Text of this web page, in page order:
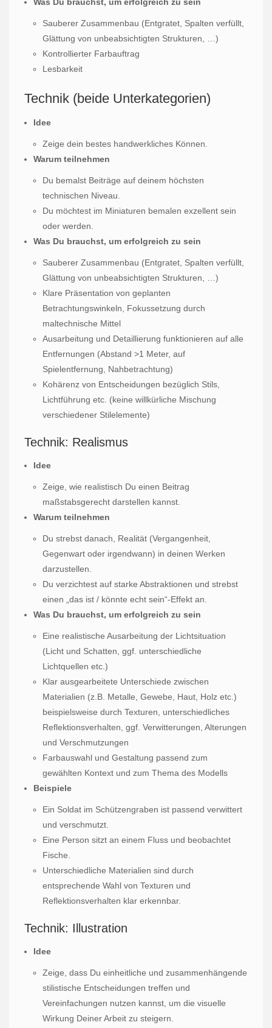
Was Du brauchst, um erfolgreich zu sein
Sauberer Zusammenbau (Entgratet, Spalten verfüllt,
Glättung von unbeabsichtigten Strukturen, …)
Kontrollierter Farbauftrag
Lesbarkeit
Technik (beide Unterkategorien)
Idee
Zeige dein bestes handwerkliches Können.
Warum teilnehmen
Du bemalst Beiträge auf deinem höchsten
technischen Niveau.
Du möchtest im Miniaturen bemalen exzellent sein
oder werden.
Was Du brauchst, um erfolgreich zu sein
Sauberer Zusammenbau (Entgratet, Spalten verfüllt,
Glättung von unbeabsichtigten Strukturen, …)
Klare Präsentation von geplanten
Betrachtungswinkeln, Fokussetzung durch
maltechnische Mittel
Ausarbeitung und Detaillierung funktionieren auf alle
Entfernungen (Abstand >1 Meter, auf
Spielentfernung, Nahbetrachtung)
Kohärenz von Entscheidungen bezüglich Stils,
Lichtführung etc. (keine willkürliche Mischung
verschiedener Stilelemente)
Technik: Realismus
Idee
Zeige, wie realistisch Du einen Beitrag
maßstabsgerecht darstellen kannst.
Warum teilnehmen
Du strebst danach, Realität (Vergangenheit,
Gegenwart oder irgendwann) in deinen Werken
darzustellen.
Du verzichtest auf starke Abstraktionen und strebst
einen „das ist / könnte echt sein“-Effekt an.
Was Du brauchst, um erfolgreich zu sein
Eine realistische Ausarbeitung der Lichtsituation
(Licht und Schatten, ggf. unterschiedliche
Lichtquellen etc.)
Klar ausgearbeitete Unterschiede zwischen
Materialien (z.B. Metalle, Gewebe, Haut, Holz etc.)
beispielsweise durch Texturen, unterschiedliches
Reflektionsverhalten, ggf. Verwitterungen, Alterungen
und Verschmutzungen
Farbauswahl und Gestaltung passend zum
gewählten Kontext und zum Thema des Modells
Beispiele
Ein Soldat im Schützengraben ist passend verwittert
und verschmutzt.
Eine Person sitzt an einem Fluss und beobachtet
Fische.
Unterschiedliche Materialien sind durch
entsprechende Wahl von Texturen und
Reflektionsverhalten klar erkennbar.
Technik: Illustration
Idee
Zeige, dass Du einheitliche und zusammenhängende
stilistische Entscheidungen treffen und
Vereinfachungen nutzen kannst, um die visuelle
Wirkung Deiner Arbeit zu steigern.